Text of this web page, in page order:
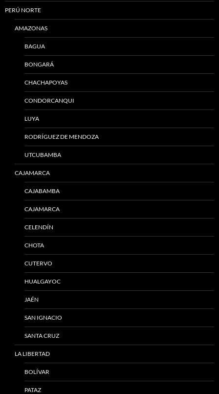
PERÚ NORTE
AMAZONAS
BAGUA
BONGARÁ
CHACHAPOYAS
CONDORCANQUI
LUYA
RODRÍGUEZ DE MENDOZA
UTCUBAMBA
CAJAMARCA
CAJABAMBA
CAJAMARCA
CELENDÍN
CHOTA
CUTERVO
HUALGAYOC
JAÉN
SAN IGNACIO
SANTA CRUZ
LA LIBERTAD
BOLÍVAR
PATAZ